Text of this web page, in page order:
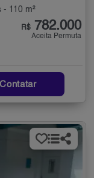
- 110 m²
R$ 782.000
Aceita Permuta
Contatar